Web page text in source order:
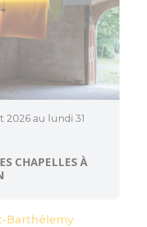
Déguster
au lundi 31
CHAPELLES À
Barthélemy